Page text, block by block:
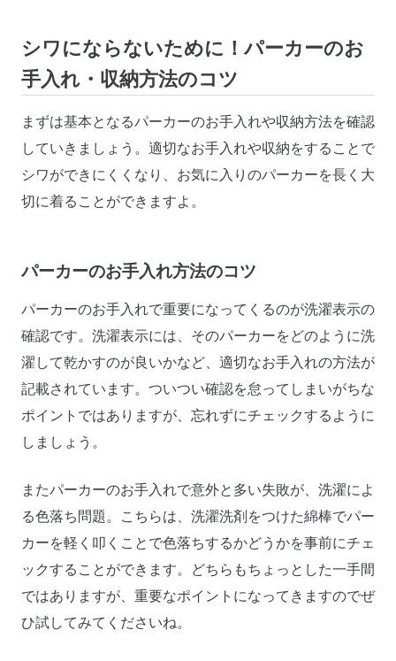
シワにならないために！パーカーのお
手入れ・収納方法のコツ
まずは基本となるパーカーのお手入れや収納方法を確認
していきましょう。適切なお手入れや収納をすることで
シワができにくくなり、お気に入りのパーカーを長く大
切に着ることができますよ。
パーカーのお手入れ方法のコツ
パーカーのお手入れで重要になってくるのが洗濯表示の
確認です。洗濯表示には、そのパーカーをどのように洗
濯して乾かすのが良いかなど、適切なお手入れの方法が
記載されています。ついつい確認を怠ってしまいがちな
ポイントではありますが、忘れずにチェックするように
しましょう。
またパーカーのお手入れで意外と多い失敗が、洗濯によ
る色落ち問題。こちらは、洗濯洗剤をつけた綿棒でパー
カーを軽く叩くことで色落ちするかどうかを事前にチェ
ックすることができます。どちらもちょっとした一手間
ではありますが、重要なポイントになってきますのでぜ
ひ試してみてくださいね。